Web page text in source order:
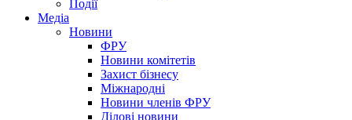
Події
Медіа
Новини
ФРУ
Новини комітетів
Захист бізнесу
Міжнародні
Новини членів ФРУ
Ділові новини